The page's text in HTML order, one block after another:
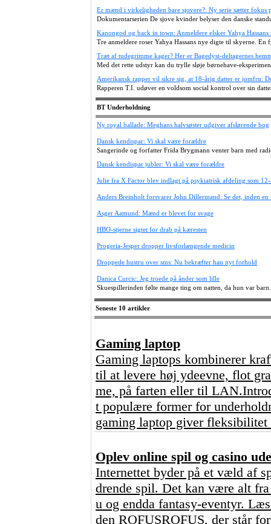
Er mænd i virkeligheden bare sjovere?: Ny serie sætter fokus
Dokumentarserien De sjove kvinder belyser den danske
Kanongod og back in town: Anmeldere elsker Yahya Hassans
Tre anmeldere roser Yahya Hassans nye digte til skyerne. En
Træt af tudegrimme kager? Her er Bagedyst-deltagernes
Med det rette udstyr kan du trylle sløje børnehave-
Amerikansk rapper vil sikre sig, at 18-årig datter er jomfru:
Rapperen T.I. udøver en voldsom social kontrol over sin
BT Underholdning
Ny royal ballade: Meghans halvsøster udgiver afslørende bog
Dansk kendispar: Vi skal være forældre
Sangerinde og forfatter Frida Brygmann venter barn med
Dansk kendispar jubler: Vi skal være forældre
Julie fra X Factor blev indlagt på psykiatrisk afdeling som
Anders Breinholt forsvarer John Dillermand: Se det, inden
Asger Aamund: Mænd er blevet for svage
HBO-stjerne sigtet for drab på kæresten
Progeria-Jesper dropper livsforlængende medicin
Droppede hustru over sms: Nu bekræfter han nyt forhold
Danica Curcic: Jeg troede på ånder som lille
Skuespillerinden følte mange ting om natten, da hun var
Seneste 10 artikler
Gaming laptop
Gaming laptops kombinerer
til at levere høj ydeevne, flot
me, på farten eller til
t populære former for
gaming laptop giver fleksibilitet
Oplev online spil og casino
Internettet byder på et væld af
drende spil. Det kan være alt
u og endda fantasy-eventyr.
den ROFUSROFUS, der står